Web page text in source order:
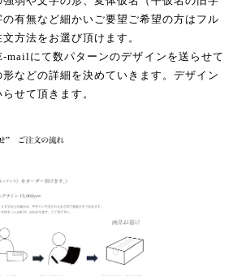
有無など細かいご要望ご希望の方はフル
方法をお選び頂けます。
mailにて数パターンのデザインを送らせて
などの詳細を決めていきます。デザイン
せて頂きます。